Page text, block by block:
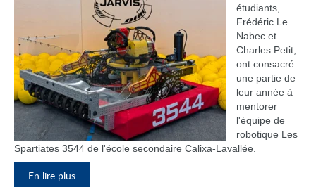
étudiants,
Frédéric Le
Nabec et
Charles Petit,
ont consacré
une partie de
leur année à
mentorer
l'équipe de
robotique Les
Spartiates 3544 de l'école secondaire Calixa-Lavallée.
En lire plus